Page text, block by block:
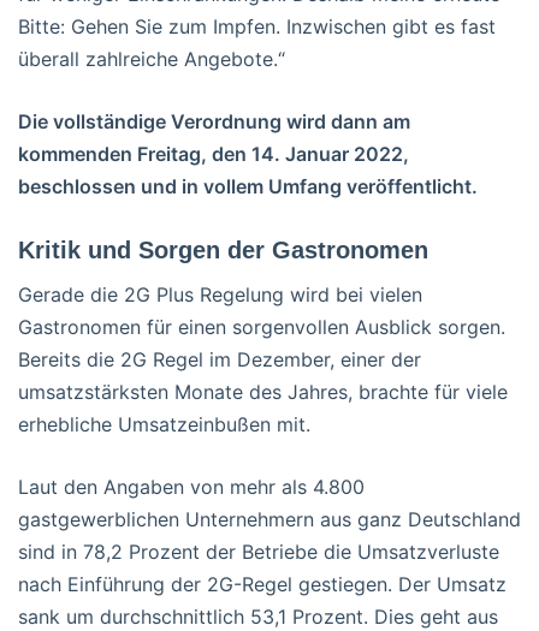
Bitte: Gehen Sie zum Impfen. Inzwischen gibt es fast
überall zahlreiche Angebote.“
Die vollständige Verordnung wird dann am
kommenden Freitag, den 14. Januar 2022,
beschlossen und in vollem Umfang veröffentlicht.
Kritik und Sorgen der Gastronomen
Gerade die 2G Plus Regelung wird bei vielen
Gastronomen für einen sorgenvollen Ausblick sorgen.
Bereits die 2G Regel im Dezember, einer der
umsatzstärksten Monate des Jahres, brachte für viele
erhebliche Umsatzeinbußen mit.
Laut den Angaben von mehr als 4.800
gastgewerblichen Unternehmern aus ganz Deutschland
sind in 78,2 Prozent der Betriebe die Umsatzverluste
nach Einführung der 2G-Regel gestiegen. Der Umsatz
sank um durchschnittlich 53,1 Prozent. Dies geht aus